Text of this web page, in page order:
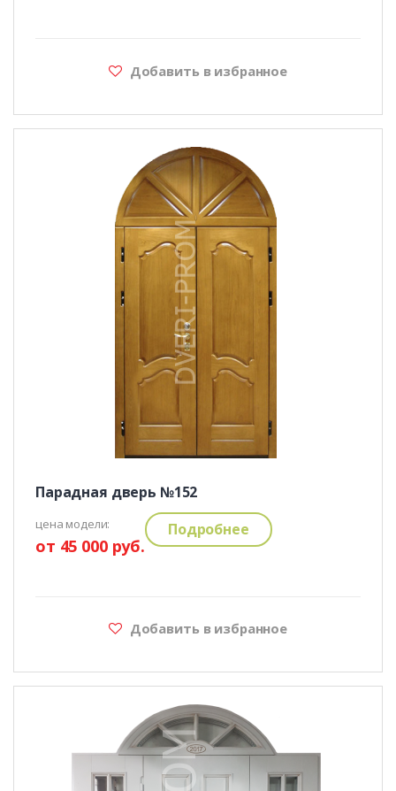
Добавить в избранное
Парадная дверь №152
цена модели:
от 45 000 руб.
Подробнее
Добавить в избранное